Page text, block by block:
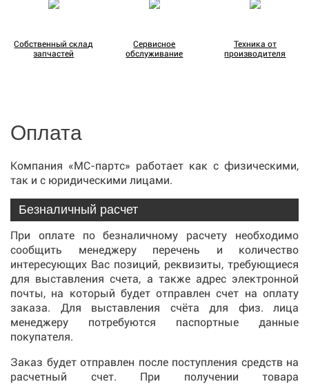
Собственный склад
запчастей
Сервисное
обслуживание
Техника от
производителя
Оплата
Компания «МС-партс» работает как с физическими,
так и с юридическими лицами.
Безналичный расчет
При оплате по безналичному расчету необходимо
сообщить менеджеру перечень и количество
интересующих Вас позиций, реквизиты, требующиеся
для выставления счета, а также адрес электронной
почты, на который будет отправлен счет на оплату
заказа. Для выставления счёта для физ. лица
менеджеру потребуются паспортные данные
покупателя.
Заказ будет отправлен после поступления средств на
расчетный счет. При получении товара